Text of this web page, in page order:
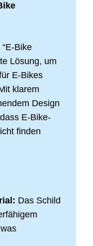
Bike
Lösung, um
E-Bikes
klarem
Design
E-Bike-
finden
Das Schild